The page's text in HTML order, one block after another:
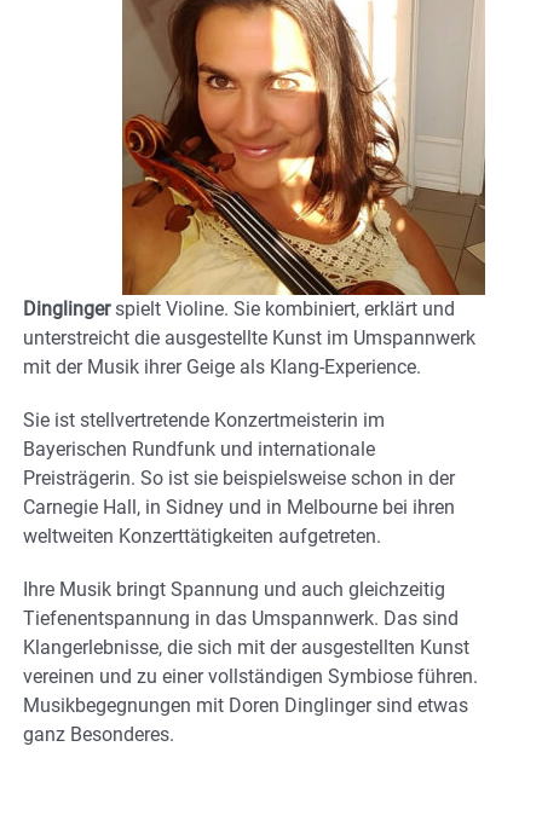
Dinglingerspielt Violine. Sie kombiniert, erklärt und
unterstreicht die ausgestellte Kunst im Umspannwerk
mit der Musik ihrer Geige als Klang-Experience.
Sie ist stellvertretende Konzertmeisterin im
Bayerischen Rundfunk und internationale
Preisträgerin. So ist sie beispielsweise schon in der
Carnegie Hall, in Sidney und in Melbourne bei ihren
weltweiten Konzerttätigkeiten aufgetreten.
Ihre Musik bringt Spannung und auch gleichzeitig
Tiefenentspannung in das Umspannwerk. Das sind
Klangerlebnisse, die sich mit der ausgestellten Kunst
vereinen und zu einer vollständigen Symbiose führen.
Musikbegegnungen mit Doren Dinglinger sind etwas
ganz Besonderes.